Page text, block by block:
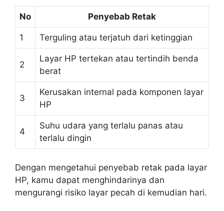
No Penyebab Retak
1 Terguling atau terjatuh dari ketinggian
2
Layar HP tertekan atau tertindih benda
berat
3
Kerusakan internal pada komponen layar
HP
4
Suhu udara yang terlalu panas atau
terlalu dingin
Dengan mengetahui penyebab retak pada layar
HP, kamu dapat menghindarinya dan
mengurangi risiko layar pecah di kemudian hari.